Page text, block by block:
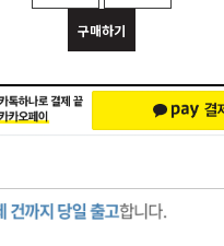
구매하기